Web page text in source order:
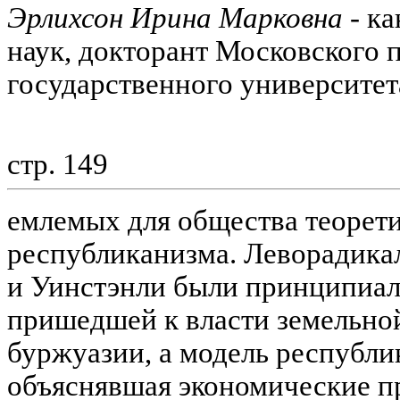
Эрлихсон Ирина Марковна -
наук, докторант Московского
государственного
стр. 149
емлемых для общества
республиканизма.
и Уинстэнли были
пришедшей к власти
буржуазии, а модель
объяснявшая экономические